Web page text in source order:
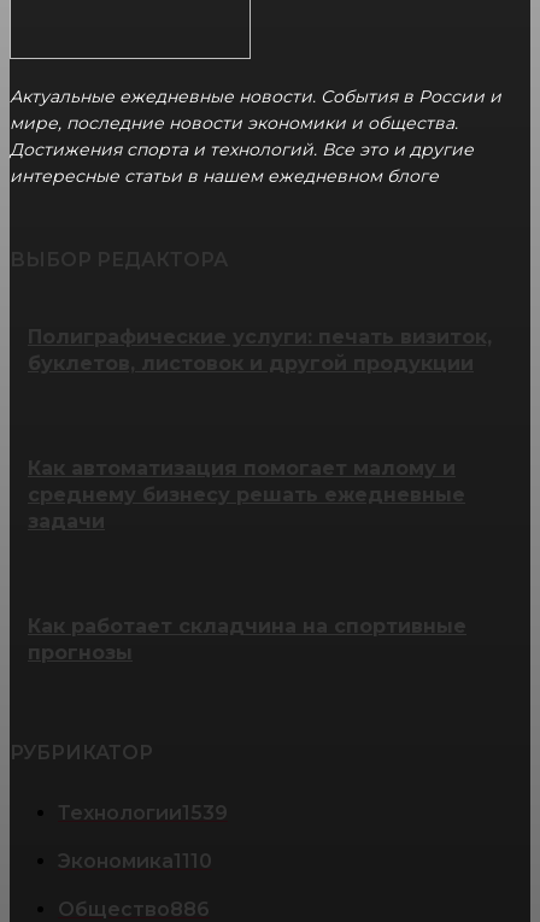
Актуальные ежедневные новости. События в России и
мире, последние новости экономики и общества.
Достижения спорта и технологий. Все это и другие
интересные статьи в нашем ежедневном блоге
Как автоматизация помогает малому и
среднему бизнесу решать ежедневные
задачи
Как работает складчина на спортивные
прогнозы
РУБРИКАТОР
Технологии1539
Экономика1110
Общество886